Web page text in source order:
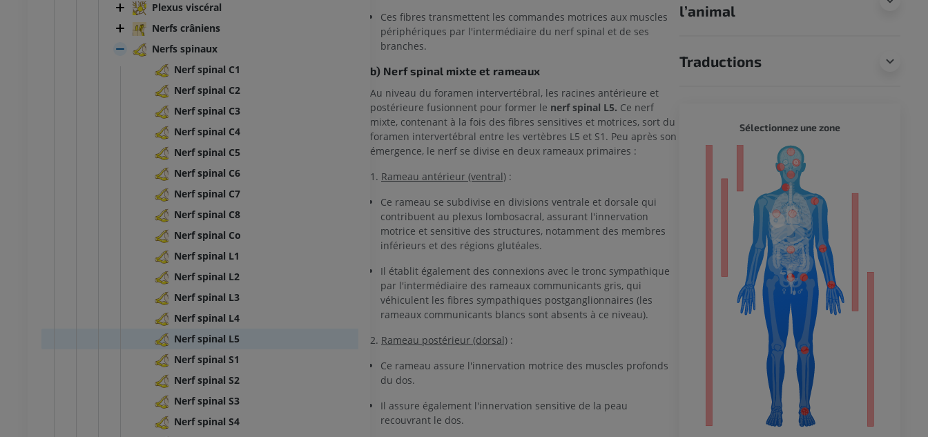
Plexus viscéral
Nerfs crâniens
Nerfs spinaux
Nerf spinal C1
Nerf spinal C2
Nerf spinal C3
Nerf spinal C4
Nerf spinal C5
Nerf spinal C6
Nerf spinal C7
Nerf spinal C8
Nerf spinal Co
Nerf spinal L1
Nerf spinal L2
Nerf spinal L3
Nerf spinal L4
Nerf spinal L5
Nerf spinal S1
Nerf spinal S2
Nerf spinal S3
Nerf spinal S4
Ces fibres transmettent les commandes motrices aux muscles
périphériques par l'intermédiaire du nerf spinal et de ses
branches.
b) Nerf spinal mixte et rameaux
Au niveau du foramen intervertébral, les racines antérieure et
postérieure fusionnent pour former le nerf spinal L5. Ce nerf
mixte, contenant à la fois des fibres sensitives et motrices, sort du
foramen intervertébral entre les vertèbres L5 et S1. Peu après son
émergence, le nerf se divise en deux rameaux primaires :
1. Rameau antérieur (ventral) :
Ce rameau se subdivise en divisions ventrale et dorsale qui
contribuent au plexus lombosacral, assurant l'innervation
motrice et sensitive des structures, notamment des membres
inférieurs et des régions glutéales.
Il établit également des connexions avec le tronc sympathique
par l'intermédiaire des rameaux communicants gris, qui
véhiculent les fibres sympathiques postganglionnaires (les
rameaux communicants blancs sont absents à ce niveau).
2. Rameau postérieur (dorsal) :
Ce rameau assure l'innervation motrice des muscles profonds
du dos.
Il assure également l'innervation sensitive de la peau
recouvrant le dos.
l’animal
Traductions
TARSE-PIED
IRM de la cheville
IRM
PREMIUM
IRM de l’avant-pied
IRM
PREMIUM
IRM
PREMIUM
Radiographies du membre
inférieur
Radiographies
GRATUIT
Membre inférieur
MEMBRE SUPÉRIEUR
IRM du membre supérieur
IRM
IRM de l'épaule
IRM du poignet
PREMIUM
IRM
PREMIUM
IRM de la main
MEMBRE INFÉRIEUR
Membre inférieur
Radiographies du membre
inférieur
GRATUIT
IRM du membre inférieur
IRM
IRM de hanche
Sélectionnez une zone